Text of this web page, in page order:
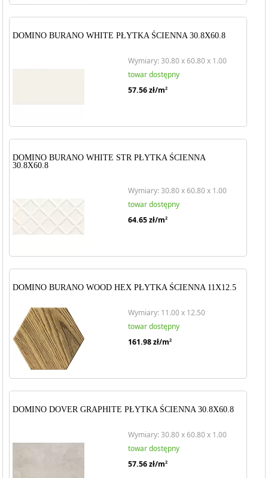
DOMINO BURANO WHITE PŁYTKA ŚCIENNA 30.8X60.8
Wymiary: 30.80 x 60.80 x 1.00
towar dostępny
57.56zł/m2
DOMINO BURANO WHITE STR PŁYTKA ŚCIENNA
30.8X60.8
Wymiary: 30.80 x 60.80 x 1.00
towar dostępny
64.65zł/m2
DOMINO BURANO WOOD HEX PŁYTKA ŚCIENNA 11X12.5
Wymiary: 11.00 x 12.50
towar dostępny
161.98zł/m2
DOMINO DOVER GRAPHITE PŁYTKA ŚCIENNA 30.8X60.8
Wymiary: 30.80 x 60.80 x 1.00
towar dostępny
57.56zł/m2